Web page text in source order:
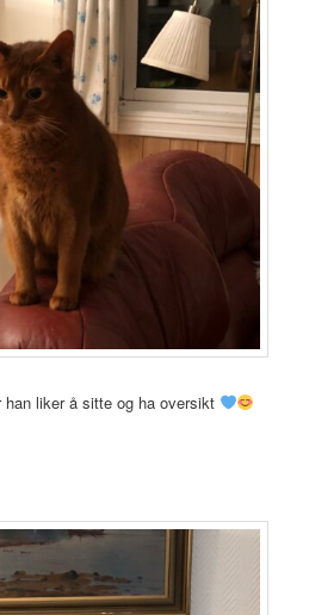
liker å sitte og ha oversikt